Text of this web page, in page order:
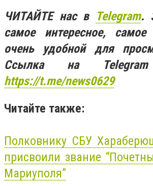
ЧИТАЙТЕ нас в Telegram.
самое интересное,
очень удобной для
Ссылка на
https://t.me/news0629
Читайте также:
Полковнику СБУ
присвоили звание
Мариуполя”